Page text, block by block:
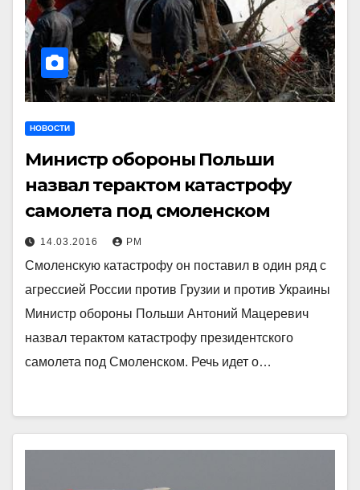
НОВОСТИ
Министр обороны Польши
назвал терактом катастрофу
самолета под смоленском
14.03.2016 РМ
Смоленскую катастрофу он поставил в один ряд с
агрессией России против Грузии и против Украины
Министр обороны Польши Антоний Мацеревич
назвал терактом катастрофу президентского
самолета под Смоленском. Речь идет о…